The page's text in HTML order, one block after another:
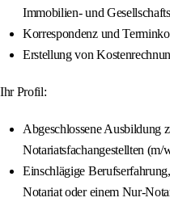
Immobilien- und
Korrespondenz und
Erstellung von
Ihr Profil:
Abgeschlossene Ausbildung
Notariatsfachangestellten (m/
Einschlägige
Notariat oder einem Nur-